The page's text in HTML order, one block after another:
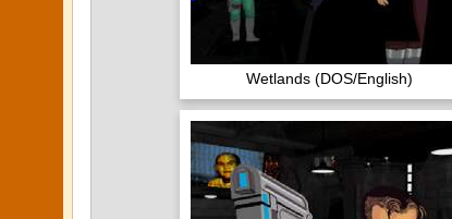
Wetlands (DOS/English)